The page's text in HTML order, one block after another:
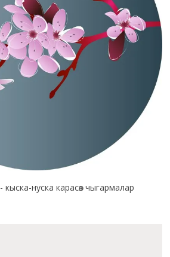
- кыска-нуска карасөз чыгармалар